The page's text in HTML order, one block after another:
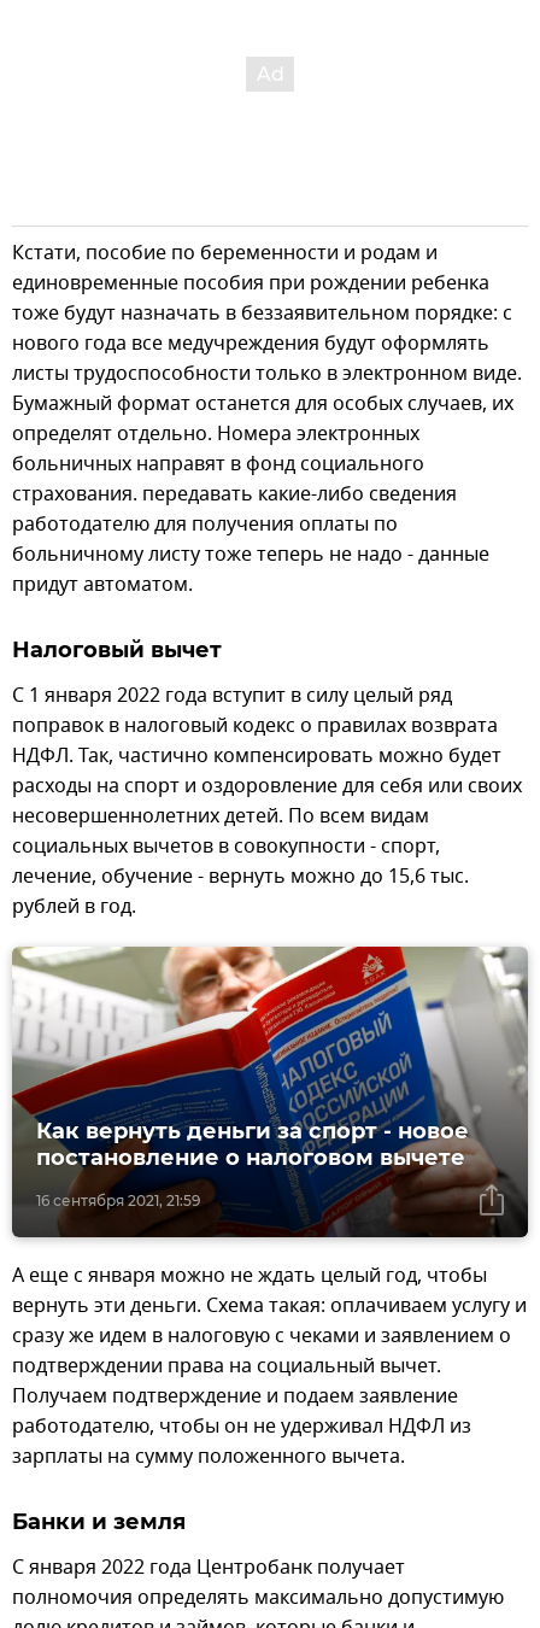
Кстати, пособие по беременности и родам и
единовременные пособия при рождении ребенка
тоже будут назначать в беззаявительном порядке: с
нового года все медучреждения будут оформлять
листы трудоспособности только в электронном виде.
Бумажный формат останется для особых случаев, их
определят отдельно. Номера электронных
больничных направят в фонд социального
страхования. передавать какие-либо сведения
работодателю для получения оплаты по
больничному листу тоже теперь не надо - данные
придут автоматом.
Налоговый вычет
С 1 января 2022 года вступит в силу целый ряд
поправок в налоговый кодекс о правилах возврата
НДФЛ. Так, частично компенсировать можно будет
расходы на спорт и оздоровление для себя или своих
несовершеннолетних детей. По всем видам
социальных вычетов в совокупности - спорт,
лечение, обучение - вернуть можно до 15,6 тыс.
рублей в год.
16 сентября 2021, 21:59
Как вернуть деньги за спорт - новое
постановление о налоговом вычете
А еще с января можно не ждать целый год, чтобы
вернуть эти деньги. Схема такая: оплачиваем услугу и
сразу же идем в налоговую с чеками и заявлением о
подтверждении права на социальный вычет.
Получаем подтверждение и подаем заявление
работодателю, чтобы он не удерживал НДФЛ из
зарплаты на сумму положенного вычета.
Банки и земля
С января 2022 года Центробанк получает
полномочия определять максимально допустимую